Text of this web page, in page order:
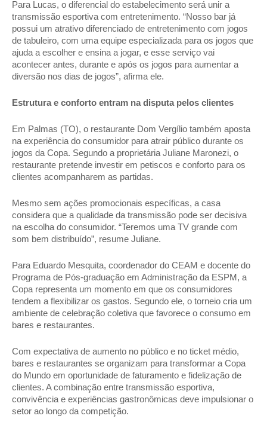
Para Lucas, o diferencial do estabelecimento será unir a
transmissão esportiva com entretenimento. “Nosso bar já
possui um atrativo diferenciado de entretenimento com jogos
de tabuleiro, com uma equipe especializada para os jogos que
ajuda a escolher e ensina a jogar, e esse serviço vai
acontecer antes, durante e após os jogos para aumentar a
diversão nos dias de jogos”, afirma ele.
Estrutura e conforto entram na disputa pelos clientes
Em Palmas (TO), o restaurante Dom Vergílio também aposta
na experiência do consumidor para atrair público durante os
jogos da Copa. Segundo a proprietária Juliane Maronezi, o
restaurante pretende investir em petiscos e conforto para os
clientes acompanharem as partidas.
Mesmo sem ações promocionais específicas, a casa
considera que a qualidade da transmissão pode ser decisiva
na escolha do consumidor. “Teremos uma TV grande com
som bem distribuído”, resume Juliane.
Para Eduardo Mesquita, coordenador do CEAM e docente do
Programa de Pós-graduação em Administração da ESPM, a
Copa representa um momento em que os consumidores
tendem a flexibilizar os gastos. Segundo ele, o torneio cria um
ambiente de celebração coletiva que favorece o consumo em
bares e restaurantes.
Com expectativa de aumento no público e no ticket médio,
bares e restaurantes se organizam para transformar a Copa
do Mundo em oportunidade de faturamento e fidelização de
clientes. A combinação entre transmissão esportiva,
convivência e experiências gastronômicas deve impulsionar o
setor ao longo da competição.